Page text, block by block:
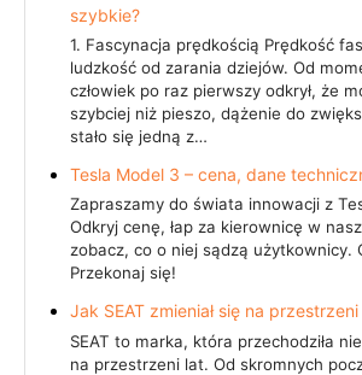
szybkie?
1. Fascynacja prędkością Prędkość
ludzkość od zarania dziejów. Od
człowiek po raz pierwszy odkrył, że
szybciej niż pieszo, dążenie do
stało się jedną z…
Tesla Model 3 – cena, dane
Zapraszamy do świata innowacji z
Odkryj cenę, łap za kierownicę w
zobacz, co o niej sądzą użytkownicy.
Przekonaj się!
Jak SEAT zmieniał się na
SEAT to marka, która przechodziła
na przestrzeni lat. Od skromnych